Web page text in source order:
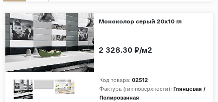
Бетон
Моноколор серый 20х10 гл
Код товара: 02512
Фактура (тип поверхности): Глянцевая /
Полированная
2 328.30 ₽/м2